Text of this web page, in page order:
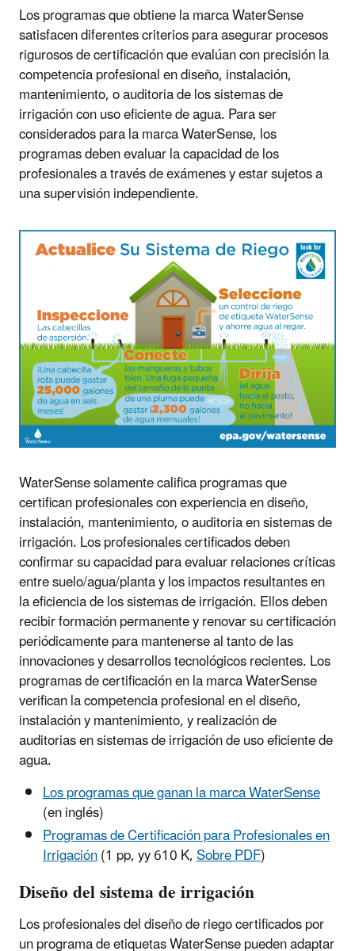
Los programas que obtiene la marca WaterSense
satisfacen diferentes criterios para asegurar procesos
rigurosos de certificación que evalúan con precisión la
competencia profesional en diseño, instalación,
mantenimiento, o auditoria de los sistemas de
irrigación con uso eficiente de agua. Para ser
considerados para la marca WaterSense, los
programas deben evaluar la capacidad de los
profesionales a través de exámenes y estar sujetos a
una supervisión independiente.
WaterSense solamente califica programas que
certifican profesionales con experiencia en diseño,
instalación, mantenimiento, o auditoria en sistemas de
irrigación. Los profesionales certificados deben
confirmar su capacidad para evaluar relaciones críticas
entre suelo/agua/planta y los impactos resultantes en
la eficiencia de los sistemas de irrigación. Ellos deben
recibir formación permanente y renovar su certificación
periódicamente para mantenerse al tanto de las
innovaciones y desarrollos tecnológicos recientes. Los
programas de certificación en la marca WaterSense
verifican la competencia profesional en el diseño,
instalación y mantenimiento, y realización de
auditorias en sistemas de irrigación de uso eficiente de
agua.
Los programas que ganan la marca WaterSense
(en inglés)
Programas de Certificación para Profesionales en
Irrigación(1 pp, yy 610 K,Sobre PDF)
Diseño del sistema de irrigación
Los profesionales del diseño de riego certificados por
un programa de etiquetas WaterSense pueden adaptar